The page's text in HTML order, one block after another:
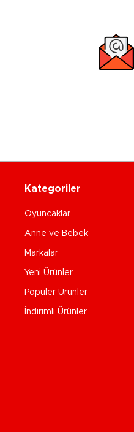
Kategoriler
Oyuncaklar
Anne ve Bebek
Markalar
Yeni Ürünler
Popüler Ürünler
İndirimli Ürünler